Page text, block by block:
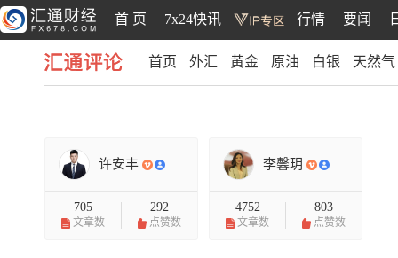
首 页 7x24快讯 行情 要闻
首页 外汇 黄金 原油 白银 天然气
许安丰
705
文章数
292
点赞数
李馨玥
4752
文章数
803
点赞数